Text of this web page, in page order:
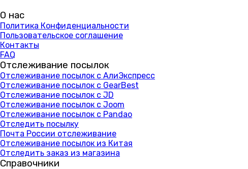
О нас
Политика Конфиденциальности
Пользовательское соглашение
Контакты
FAQ
Отслеживание посылок
Отслеживание посылок с АлиЭкспресс
Отслеживание посылок с GearBest
Отслеживание посылок с JD
Отслеживание посылок с Joom
Отслеживание посылок с Pandao
Отследить посылку
Почта России отслеживание
Отслеживание посылок из Китая
Отследить заказ из магазина
Справочники